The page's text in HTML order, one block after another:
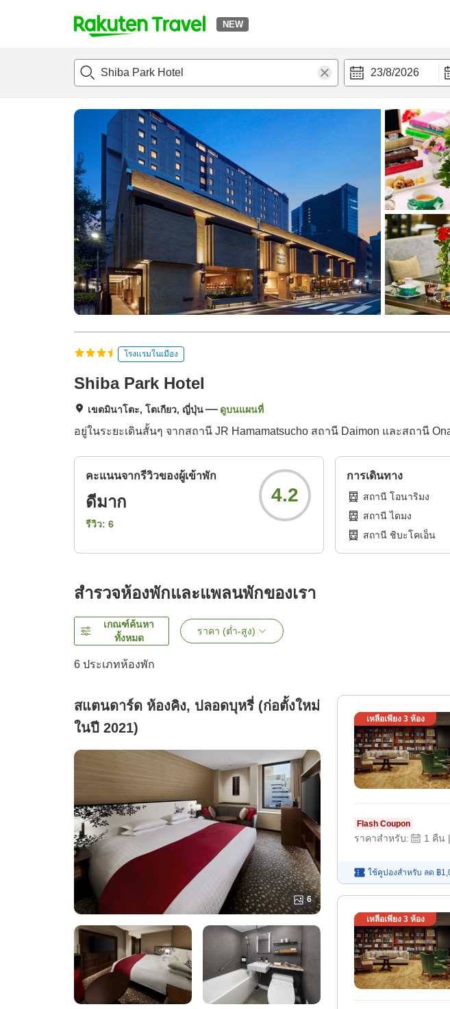
NEW
t
p
a
_
s
e
a
c
h
23/8/2026
แนะนำที่พักห้องพักและแพลนพัก สิ่่งอำนวยความสะดวก
โรงแรมในเมือง
Shiba Park Hotel
เขตมินาโตะ, โตเกียว, ญี่ปุ่น ดูบนแผนที่
อยู่ในระยะเดินสั้นๆ จากสถานี JR Hamamatsucho สถานี Daimon และสถานี
คะแนนจากรีวิวของผู้เข้าพัก
ดีมาก
รีวิว: 6
4.2
การเดินทาง
สถานี โอนาริมง
สถานี ไดมง
สถานี ชิบะโคเอ็น
สำรวจห้องพักและแพลนพักของเรา
เกณฑ์ค้นหา
ทั้งหมด
ราคา (ต่ำ-สูง)
6 ประเภทห้องพัก
สแตนดาร์ด ห้องคิง, ปลอดบุหรี่ (ก่อตั้งใหม่
ในปี 2021)
6
เหลือเพียง 3ห้อง
Flash Coupon
ราคาสำหรับ: 1 คืน |
ใช้คูปองสำหรับ ลด ฿
เหลือเพียง 3ห้อง